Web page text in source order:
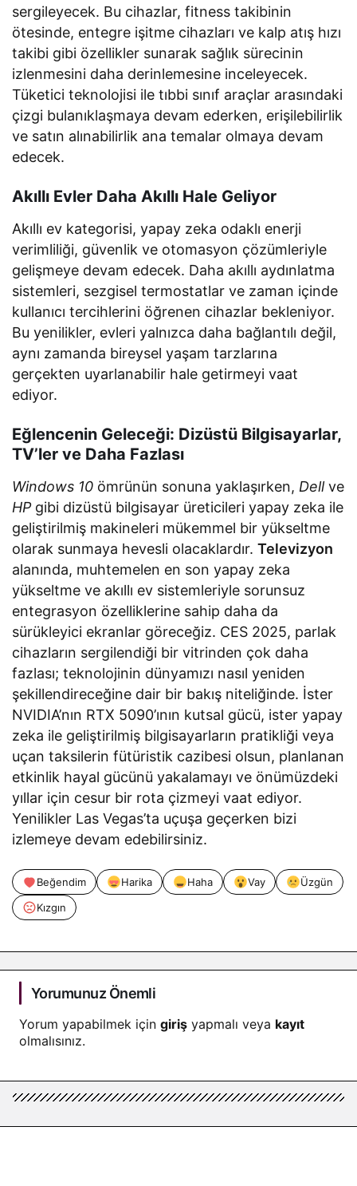
sergileyecek. Bu cihazlar, fitness takibinin
ötesinde, entegre işitme cihazları ve kalp atış hızı
takibi gibi özellikler sunarak sağlık sürecinin
izlenmesini daha derinlemesine inceleyecek.
Tüketici teknolojisi ile tıbbi sınıf araçlar arasındaki
çizgi bulanıklaşmaya devam ederken, erişilebilirlik
ve satın alınabilirlik ana temalar olmaya devam
edecek.
Akıllı Evler Daha Akıllı Hale Geliyor
Akıllı ev kategorisi, yapay zeka odaklı enerji
verimliliği, güvenlik ve otomasyon çözümleriyle
gelişmeye devam edecek. Daha akıllı aydınlatma
sistemleri, sezgisel termostatlar ve zaman içinde
kullanıcı tercihlerini öğrenen cihazlar bekleniyor.
Bu yenilikler, evleri yalnızca daha bağlantılı değil,
aynı zamanda bireysel yaşam tarzlarına
gerçekten uyarlanabilir hale getirmeyi vaat
ediyor.
Eğlencenin Geleceği: Dizüstü Bilgisayarlar,
TV’ler ve Daha Fazlası
Windows 10 ömrünün sonuna yaklaşırken, Dellve
HPgibi dizüstü bilgisayar üreticileri yapay zeka ile
geliştirilmiş makineleri mükemmel bir yükseltme
olarak sunmaya hevesli olacaklardır.Televizyon
alanında, muhtemelen en son yapay zeka
yükseltme ve akıllı ev sistemleriyle sorunsuz
entegrasyon özelliklerine sahip daha da
sürükleyici ekranlar göreceğiz. CES 2025, parlak
cihazların sergilendiği bir vitrinden çok daha
fazlası; teknolojinin dünyamızı nasıl yeniden
şekillendireceğine dair bir bakış niteliğinde. İster
NVIDIA’nın RTX 5090’ının kutsal gücü, ister yapay
zeka ile geliştirilmiş bilgisayarların pratikliği veya
uçan taksilerin fütüristik cazibesi olsun, planlanan
etkinlik hayal gücünü yakalamayı ve önümüzdeki
yıllar için cesur bir rota çizmeyi vaat ediyor.
Yenilikler Las Vegas’ta uçuşa geçerken bizi
izlemeye devam edebilirsiniz.
Beğendim Harika Haha Vay
Üzgün
Kızgın
Yorumunuz Önemli
Yorum yapabilmek için giriş yapmalı veya kayıt
olmalısınız.